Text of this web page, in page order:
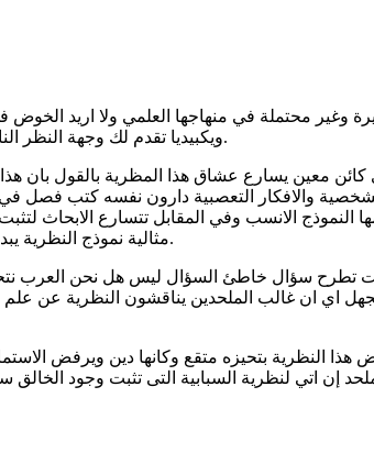
وغير محتملة في منهاجها العلمي ولا اريد
ويكبيديا تقدم لك وجهة النظر الناقدة بكل حياد ومقالة بسيطة الامر الثاني ان في نظرية التطور تحيز إلحادي واضح يطغي على النظرية ككل.
معين يسارع عشاق هذا المظرية بالقول بان
والافكار التعصبية دارون نفسه كتب فصل في
النموذج الانسب وفي المقابل تتسارع الابحاث
مثالية نموذج النظرية يبدون بالبحث عن ادلة اخري ويتسرعون في تحديد الادلة ويتجالهون اخطائهم وكثير من الادلة ثبت عدم صحتها.
تطرح سؤال خاطئ السؤال ليس هل نحن العرب
اي ان غالب الملحدين يناقشون النظرية عن
النظرية بتحيزه متقع وكانها دين ويرفض